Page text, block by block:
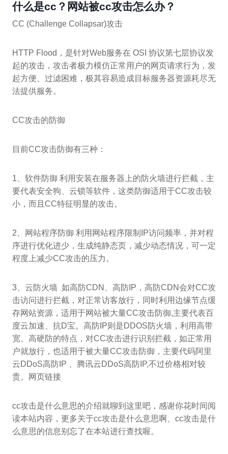
什么是cc？网站被cc攻击怎么办？
CC (Challenge Collapsar)攻击
HTTP Flood，是针对Web服务在 OSI 协议第七层协议发
起的攻击，攻击者极力模仿正常用户的网页请求行为，发
起方便、过滤困难，极其容易造成目标服务器资源耗尽无
法提供服务。
CC攻击的防御
目前CC攻击防御有三种：
1、软件防御 利用安装在服务器上的防火墙进行拦截，主
要代表安全狗、云锁等软件，这类防御适用于CC攻击较
小，而且CC特征明显的攻击。
2、网站程序防御 利用网站程序限制IP访问频率，并对程
序进行优化进少，生成纯静态页，减少动态情况，可一定
程度上减少CC攻击的压力。
3、云防火墙 如高防CDN、高防IP，高防CDN会对CC攻
击访问进行拦截，对正常访客放行，同时利用边缘节点缓
存网站资源，适用于网站被大量CC攻击防御,主要代表百
度云加速、抗D宝。高防IP则是DDOS防火墙，利用高带
宽、高硬防的特点，对CC攻击进行识别拦截，如正常用
户就放行，也适用于被大量CC攻击防御，主要代码阿里
云DDoS高防IP 、腾讯云DDoS高防IP,不过价格相对较
贵。网页链接
cc攻击是什么意思的介绍就聊到这里吧，感谢你花时间阅
读本站内容，更多关于cc攻击是什么意思啊、cc攻击是什
么意思的信息别忘了在本站进行查找喔。